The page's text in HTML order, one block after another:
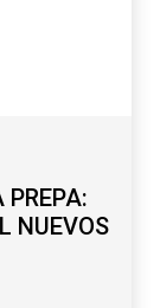
PREPA:
NUEVOS